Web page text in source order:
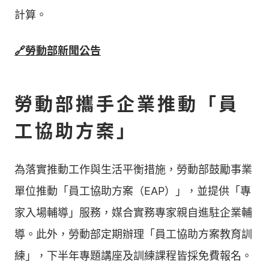
計算。
🔗勞動部新聞公告
勞動部攜手企業推動「員
工協助方案」
為落實推動工作與生活平衡措施，勞動部鼓勵事業
單位推動「員工協助方案（EAP）」，並提供「專
家入場輔導」服務，媒合實務專家親自進駐企業輔
導。此外，勞動部定期辦理「員工協助方案教育訓
練」，下半年專題講座及訓練課程皆採免費報名。